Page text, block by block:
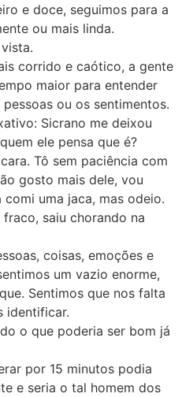
e doce, seguimos para a
ou mais linda.
corrido e caótico, a gente
maior para entender
ou os sentimentos.
Sicrano me deixou
ele pensa que é?
Tô sem paciência com
gosto mais dele, vou
uma jaca, mas odeio.
saiu chorando na
coisas, emoções e
um vazio enorme,
Sentimos que nos falta
identificar.
o que poderia ser bom já
por 15 minutos podia
e seria o tal homem dos